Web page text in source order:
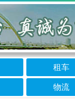
租车
物流